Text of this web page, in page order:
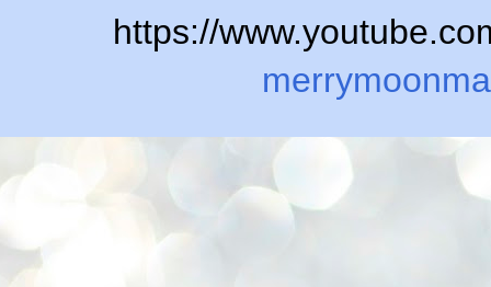
https://